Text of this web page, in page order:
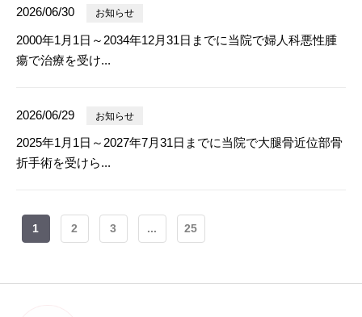
2026/06/30 お知らせ
2000年1月1日～2034年12月31日までに当院で婦人科悪性腫
瘍で治療を受け...
2026/06/29 お知らせ
2025年1月1日～2027年7月31日までに当院で大腿骨近位部骨
折手術を受けら...
1 2 3 ... 25